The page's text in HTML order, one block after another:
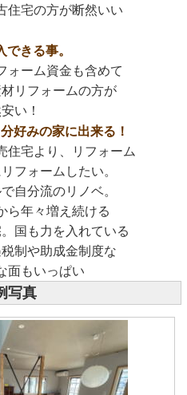
住宅の方が断然いい
できる事。
ォーム資金も含めて
リフォームの方が
い！
好みの家に出来る！
住宅より、リフォーム
フォームしたい。
自分流のリノベ。
ら年々増え続ける
国も力を入れている
制や助成金制度な
面もいっぱい
写真